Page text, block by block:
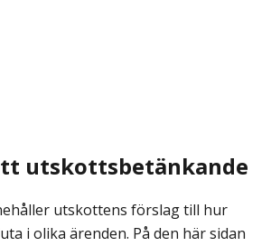
utskottsbetänkande
utskottens förslag till hur
i olika ärenden. På den här sidan